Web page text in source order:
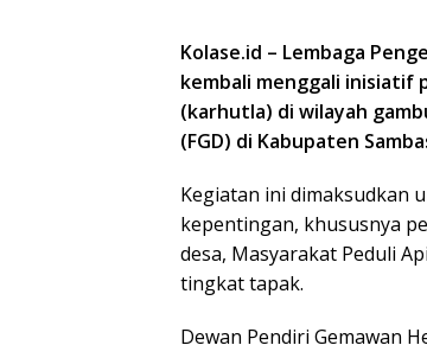
Kolase.id – Lembaga
kembali menggali inisiatif
(karhutla) di wilayah
(FGD) di Kabupaten
Kegiatan ini dimaksudkan
kepentingan, khususnya
desa, Masyarakat Peduli
tingkat tapak.
Dewan Pendiri Gemawan